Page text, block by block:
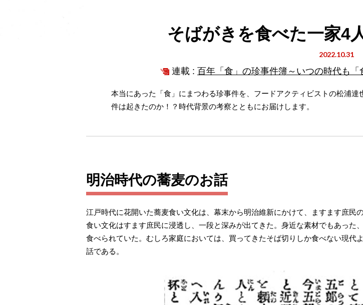
そばがきを食べた一家4
2022.10.31
連載 : 百年「食」の珍事件簿～いつの時代も
本当にあった「食」にまつわる珍事件を、フードアクティビストの松浦
件は起きたのか！？時代背景の考察とともにお届けします。
明治時代の蕎麦のお話
江戸時代に花開いた蕎麦食い文化は、幕末から明治維新にかけて、ますます庶
食い文化はすます庶民に浸透し、一段と深みが出てきた。身近な素材でもあっ
食べられていた。むしろ家庭においては、買ってきたそば切りしか食べない現
話である。